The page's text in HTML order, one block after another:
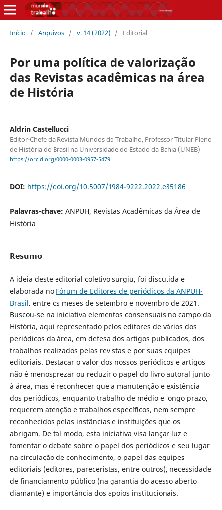
Início / Arquivos / v. 14 (2022) / Editorial
Por uma política de valorização
das Revistas acadêmicas na área
de História
Aldrin Castellucci
Editor-Chefe da Revista Mundos do Trabalho, Professor Titular Pleno
de História do Brasil na Universidade do Estado da Bahia (UNEB)
https://orcid.org/0000-0003-0957-5479
DOI: https://doi.org/10.5007/1984-9222.2022.e85186
Palavras-chave: ANPUH, Revistas Acadêmicas da Área de
História
Resumo
A ideia deste editorial coletivo surgiu, foi discutida e
elaborada no Fórum de Editores de periódicos da ANPUH-
Brasil, entre os meses de setembro e novembro de 2021.
Buscou-se na iniciativa elementos consensuais no campo da
História, aqui representado pelos editores de vários dos
periódicos da área, em defesa dos artigos publicados, dos
trabalhos realizados pelas revistas e por suas equipes
editoriais. Destacar o valor dos nossos periódicos e artigos
não é menosprezar ou reduzir o papel do livro autoral junto
à área, mas é reconhecer que a manutenção e existência
dos periódicos, enquanto trabalho de médio e longo prazo,
requerem atenção e trabalhos específicos, nem sempre
reconhecidos pelas instâncias e instituições que os
abrigam. De tal modo, esta iniciativa visa lançar luz e
fomentar o debate sobre o papel dos periódicos e seu lugar
na circulação de conhecimento, o papel das equipes
editoriais (editores, pareceristas, entre outros), necessidade
de financiamento público (na garantia do acesso aberto
diamante) e importância dos apoios institucionais.